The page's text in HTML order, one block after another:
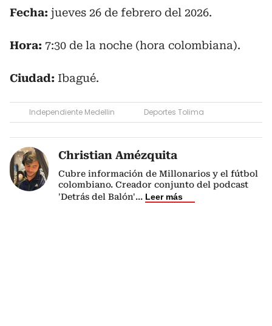
Fecha: jueves 26 de febrero del 2026.
Hora: 7:30 de la noche (hora colombiana).
Ciudad: Ibagué.
Independiente Medellin Deportes Tolima
Christian Amézquita
Cubre información de Millonarios y el fútbol
colombiano. Creador conjunto del podcast
'Detrás del Balón'... Leer más